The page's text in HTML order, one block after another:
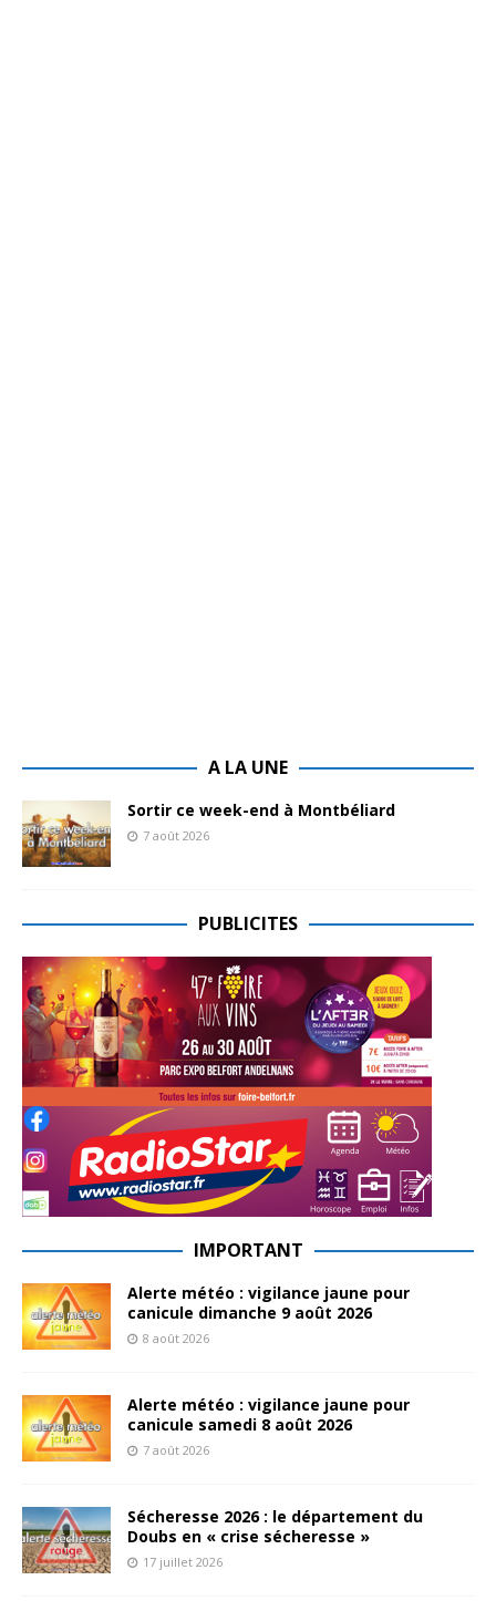
A LA UNE
Sortir ce week-end à Montbéliard
7 août 2026
PUBLICITES
IMPORTANT
Alerte météo : vigilance jaune pour
canicule dimanche 9 août 2026
8 août 2026
Alerte météo : vigilance jaune pour
canicule samedi 8 août 2026
7 août 2026
Sécheresse 2026 : le département du
Doubs en « crise sécheresse »
17 juillet 2026